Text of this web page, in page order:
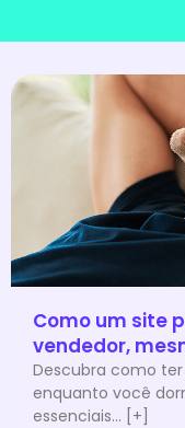
Como um site
vendedor,
Descubra como
enquanto você
essenciais... [+]